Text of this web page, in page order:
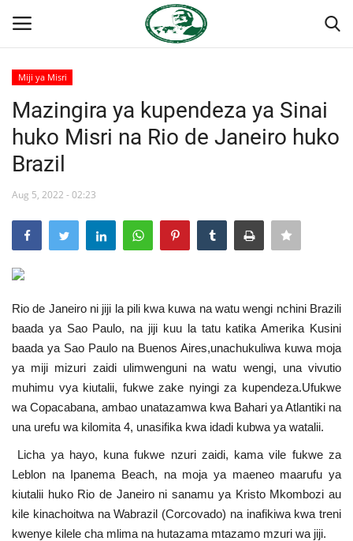
Nyumba
Wasiliana
Misri
Timu yetu
Urithi wa Nasser
Habari
Harakati ya Nasser kwa Vijana
Kanuni na Masharti ya Udhamini wa
Nasser
Miji ya Misri
Mazingira ya kupendeza ya Sinai
huko Misri na Rio de Janeiro huko
Brazil
Aug 5, 2022 - 02:23
Rio de Janeiro ni jiji la pili kwa kuwa na watu wengi nchini Brazili
baada ya Sao Paulo, na jiji kuu la tatu katika Amerika Kusini
baada ya Sao Paulo na Buenos Aires,unachukuliwa kuwa moja
ya miji mizuri zaidi ulimwenguni na watu wengi, una vivutio
muhimu vya kiutalii, fukwe zake nyingi za kupendeza.Ufukwe
wa Copacabana, ambao unatazamwa kwa Bahari ya Atlantiki na
una urefu wa kilomita 4, unasifika kwa idadi kubwa ya watalii.
Licha ya hayo, kuna fukwe nzuri zaidi, kama vile fukwe za
Leblon na Ipanema Beach, na moja ya maeneo maarufu ya
kiutalii huko Rio de Janeiro ni sanamu ya Kristo Mkombozi au
kile kinachoitwa na Wabrazil (Corcovado) na inafikiwa kwa treni
kwenye kilele cha mlima na hutazama mtazamo mzuri wa jiji.